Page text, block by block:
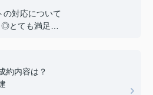
の対応について
とても満足
めようと思いますか？
約内容は？